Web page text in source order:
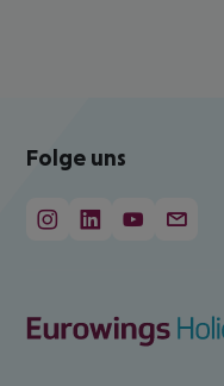
Folge uns